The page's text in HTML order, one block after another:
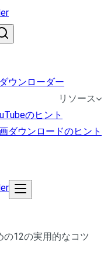
ウンローダー
リソース
のヒント
ダウンロードのヒント
の12の実用的なコツ